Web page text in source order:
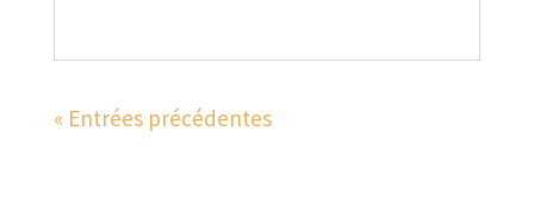
« Entrées précédentes